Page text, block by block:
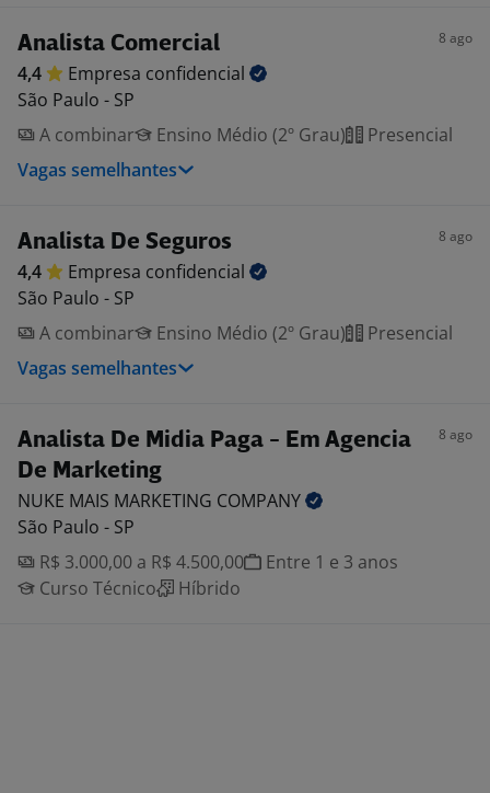
Analista Comercial 8 ago
4,4 Empresa confidencial
São Paulo - SP
A combinar
Ensino Médio (2º Grau)
Presencial
Vagas semelhantes
Analista De Seguros 8 ago
4,4 Empresa confidencial
São Paulo - SP
A combinar
Ensino Médio (2º Grau)
Presencial
Vagas semelhantes
Analista De Midia Paga - Em Agencia
De Marketing
8 ago
NUKE MAIS MARKETING COMPANY
São Paulo - SP
R$ 3.000,00 a R$ 4.500,00
Entre 1 e 3 anos
Curso Técnico
Híbrido